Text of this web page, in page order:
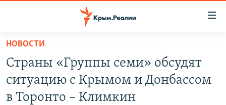
Вернуться
основному
содержанию
Вернутся
СПЕЦПРОЕКТЫ
ГРУЗ 200
ВОДА
НОВОСТИ
Страны «Группы семи» обсудят
ситуацию с Крымом и Донбассом
в Торонто – Климкин